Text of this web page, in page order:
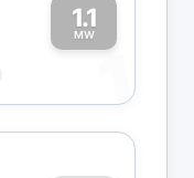
1.1
MW
1